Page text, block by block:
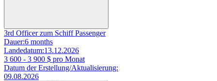
3rd Officer zum Schiff Passenger
Dauer:6 months
Landedatum:13.12.2026
3 600 - 3 900 $ pro Monat
Datum der Erstellung/Aktualisierung:
09.08.2026